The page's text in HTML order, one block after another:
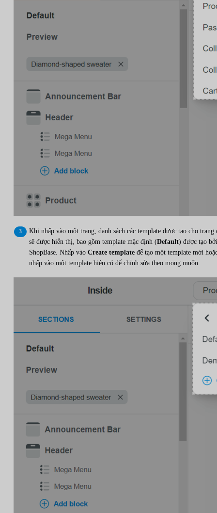
Khi nhấp vào một trang, danh sách các template được tạo cho trang
sẽ được hiển thị, bao gồm template mặc định (Default) được tạo bởi
ShopBase. Nhấp vào Create template để tạo một template mới
nhấp vào một template hiện có để chỉnh sửa theo mong muốn.